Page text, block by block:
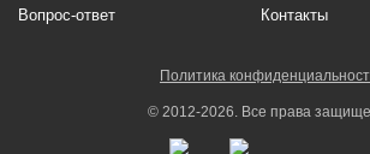
Вопрос-ответ Контакты
Политика
© 2012-2026. Все права